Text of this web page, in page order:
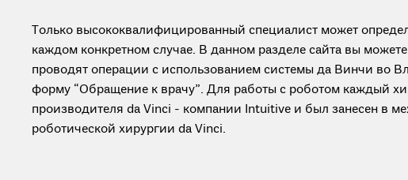
Только высококвалифицированный специалист может
каждом конкретном случае. В данном разделе сайта вы
проводят операции с использованием системы да Винчи во
форму “Обращение к врачу”. Для работы с роботом каждый
производителя da Vinci - компании Intuitive и был занесен в
роботической хирургии da Vinci.